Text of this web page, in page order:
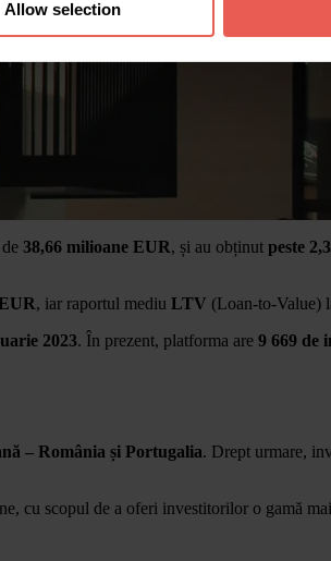
Allow selection
38,66 milioane EUR, și au obținut peste
, iar raportul mediu LTV (Loan-to-Value)
2023. În prezent, platforma are 9 669 de
– România și Portugalia. Drept urmare,
cu scopul de a oferi investitorilor o gamă